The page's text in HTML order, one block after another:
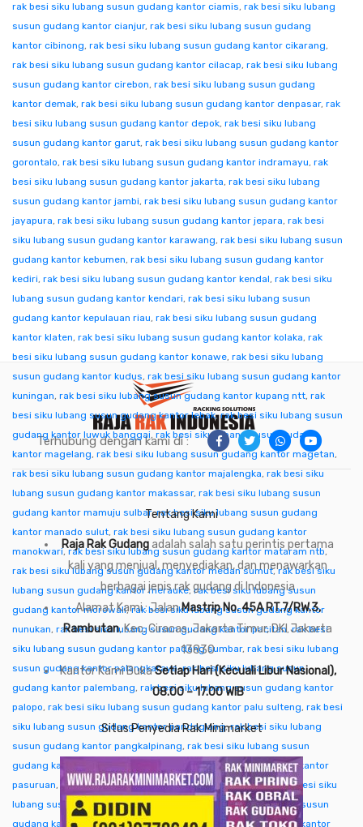
rak besi siku lubang susun gudang kantor ciamis, rak besi siku lubang
susun gudang kantor cianjur, rak besi siku lubang susun gudang
kantor cibinong, rak besi siku lubang susun gudang kantor cikarang,
rak besi siku lubang susun gudang kantor cilacap, rak besi siku lubang
susun gudang kantor cirebon, rak besi siku lubang susun gudang
kantor demak, rak besi siku lubang susun gudang kantor denpasar, rak
besi siku lubang susun gudang kantor depok, rak besi siku lubang
susun gudang kantor garut, rak besi siku lubang susun gudang kantor
gorontalo, rak besi siku lubang susun gudang kantor indramayu, rak
besi siku lubang susun gudang kantor jakarta, rak besi siku lubang
susun gudang kantor jambi, rak besi siku lubang susun gudang kantor
jayapura, rak besi siku lubang susun gudang kantor jepara, rak besi
siku lubang susun gudang kantor karawang, rak besi siku lubang susun
gudang kantor kebumen, rak besi siku lubang susun gudang kantor
kediri, rak besi siku lubang susun gudang kantor kendal, rak besi siku
lubang susun gudang kantor kendari, rak besi siku lubang susun
gudang kantor kepulauan riau, rak besi siku lubang susun gudang
kantor klaten, rak besi siku lubang susun gudang kantor kolaka, rak
besi siku lubang susun gudang kantor konawe, rak besi siku lubang
susun gudang kantor kudus, rak besi siku lubang susun gudang kantor
kuningan, rak besi siku lubang susun gudang kantor kupang ntt, rak
besi siku lubang susun gudang kantor lebak,rak besi siku lubang susun
gudang kantor luwuk banggai, rak besi siku lubang susun gudang
kantor magelang, rak besi siku lubang susun gudang kantor magetan,
rak besi siku lubang susun gudang kantor majalengka, rak besi siku
lubang susun gudang kantor makassar, rak besi siku lubang susun
gudang kantor mamuju sulbar,rak besi siku lubang susun gudang
kantor manado sulut, rak besi siku lubang susun gudang kantor
manokwari,rak besi siku lubang susun gudang kantor mataram ntb,
rak besi siku lubang susun gudang kantor medan sumut,rak besi siku
lubang susun gudang kantor merauke,rak besi siku lubang susun
gudang kantor morowali,rak besi siku lubang susun gudang kantor
nunukan, rak besi siku lubang susun gudang kantor pacitan,rak besi
siku lubang susun gudang kantor padang sumbar, rak besi siku lubang
susun gudang kantor palangkaraya,rak besi siku lubang susun
gudang kantor palembang, rak besi siku lubang susun gudang kantor
palopo, rak besi siku lubang susun gudang kantor palu sulteng, rak besi
siku lubang susun gudang kantor pandeglang,rak besi siku lubang
susun gudang kantor pangkalpinang, rak besi siku lubang susun
gudang kantor pare-pare
rak besi siku lubang susun gudang kantor
pasuruan, rak besi siku lubang susun gudang kantor pati,rak besi siku
lubang susun gudang kantor pekalongan
rak besi siku lubang susun
gudang kantor pekanbaru,rak besi siku lubang susun gudang kantor
Terhubung dengan kami di :
Tentang Kami
Raja Rak Gudangadalah salah satu perintis pertama
kali yang menjual, menyediakan, dan menawarkan
berbagai jenis rak gudang di Indonesia
Alamat Kami : JalanMastrip No. 45A RT.7/RW.3,
Rambutan, Kec. Ciracas, Jakarta Timur, DKI Jakarta
13830
Kantor Kami BukaSetiap Hari (Kecuali Libur Nasional),
08.00 – 17.00 WIB
Situs Penyedia Rak Minimarket